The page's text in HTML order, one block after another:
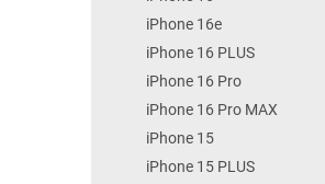
iPhone 16e
iPhone 16 PLUS
iPhone 16 Pro
iPhone 16 Pro MAX
iPhone 15
iPhone 15 PLUS